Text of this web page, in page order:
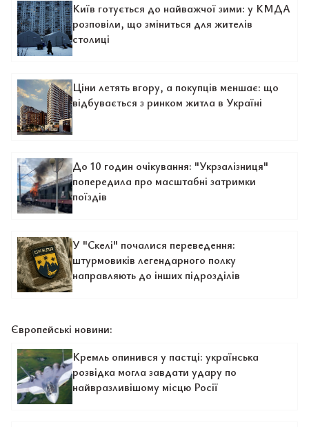
Київ готується до найважчої зими: у КМДА
розповіли, що зміниться для жителів
столиці
Ціни летять вгору, а покупців меншає: що
відбувається з ринком житла в Україні
До 10 годин очікування: "Укрзалізниця"
попередила про масштабні затримки
поїздів
У "Скелі" почалися переведення:
штурмовиків легендарного полку
направляють до інших підрозділів
Європейські новини:
Кремль опинився у пастці: українська
розвідка могла завдати удару по
найвразливішому місцю Росії